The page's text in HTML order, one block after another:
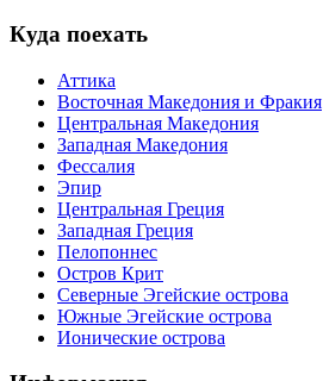
Куда поехать
Аттика
Восточная Македония и Фракия
Центральная Македония
Западная Македония
Фессалия
Эпир
Центральная Греция
Западная Греция
Пелопоннес
Остров Крит
Северные Эгейские острова
Южные Эгейские острова
Ионические острова